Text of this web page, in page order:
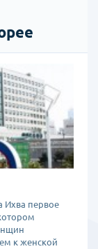
Ихва первое
к женской